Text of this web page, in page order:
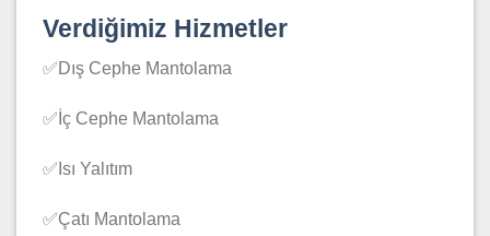
Verdiğimiz Hizmetler
✅Dış Cephe Mantolama
✅İç Cephe Mantolama
✅Isı Yalıtım
✅Çatı Mantolama